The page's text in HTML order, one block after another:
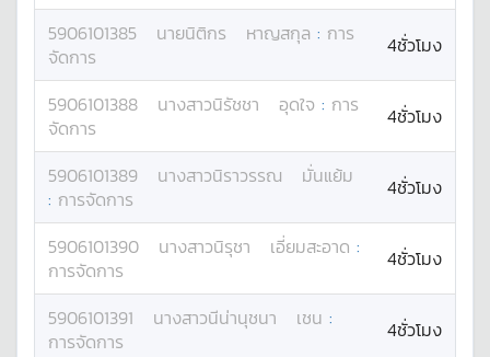
5906101385 นายนิติกร หาญสกุล : การ
จัดการ
4ชั่วโมง
5906101388 นางสาวนิรัชชา อุดใจ : การ
จัดการ
4ชั่วโมง
5906101389 นางสาวนิราวรรณ
มั่นแย้ม
: การจัดการ 4ชั่วโมง
5906101390 นางสาวนิรุชา เอี่ยมสะอาด :
การจัดการ
4ชั่วโมง
5906101391 นางสาวนีน่านุชนา เชน :
การจัดการ
4ชั่วโมง